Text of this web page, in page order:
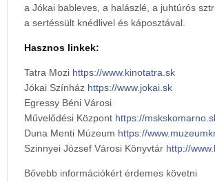
a Jókai bableves, a halászlé, a juhtúrós
a sertéssült knédlivel és káposztával.
Hasznos linkek:
Tatra Mozi https://www.kinotatra.sk
Jókai Színház https://www.jokai.sk
Egressy Béni Városi
Művelődési Központ https://
Duna Menti Múzeum https://
Szinnyei József Városi Könyvtár http://
Bővebb információkért érdemes követni